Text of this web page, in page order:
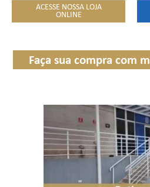
ACESSE NOSSA LOJA
ONLINE
Faça sua compra com